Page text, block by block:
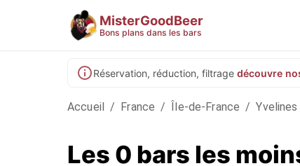
MisterGoodBeer
Bons plans dans les bars
Réservation, réduction, filtrage découvre
Accueil / France / Île-de-France / Yvelines
Les 0 bars les